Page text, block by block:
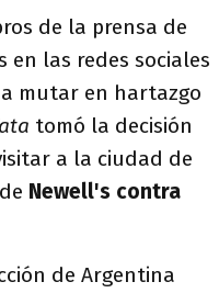
de la prensa de
en las redes sociales
a mutar en hartazgo
tomó la decisión
a la ciudad de
Newell's contra
de Argentina